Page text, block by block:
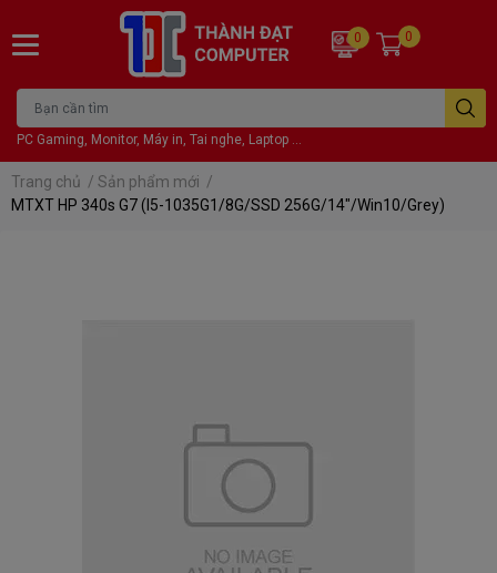
PC Gaming, Monitor, Máy in, Tai nghe, Laptop ...
0 0
Trang chủ / Sản phẩm mới /
MTXT HP 340s G7 (I5-1035G1/8G/SSD 256G/14"/Win10/Grey)